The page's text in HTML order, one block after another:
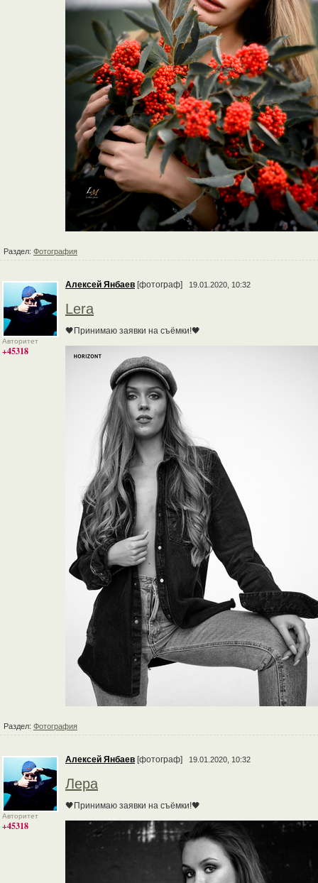
Раздел: Фотография
Авторитет
+45318
Алексей Янбаев [фотограф] 19.01.2020, 10:32
Lera
🖤Принимаю заявки на съёмки!🖤
Раздел: Фотография
Авторитет
+45318
Алексей Янбаев [фотограф] 19.01.2020, 10:32
Лера
🖤Принимаю заявки на съёмки!🖤